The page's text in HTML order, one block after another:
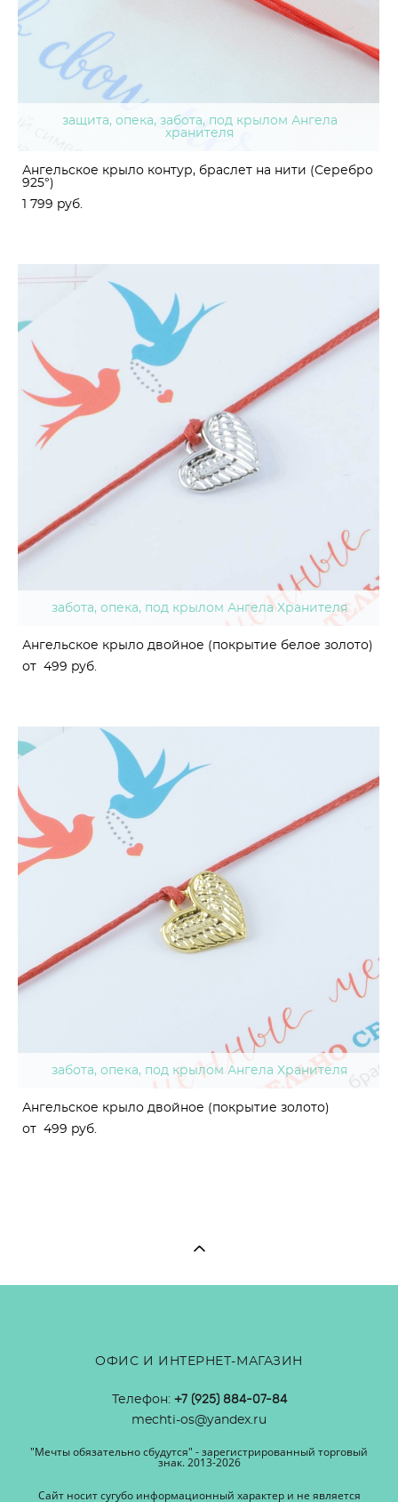
защита, опека, забота, под крылом Ангела
хранителя
Ангельское крыло контур, браслет на нити (Серебро
925°)
1 799 pуб.
забота, опека, под крылом Ангела Хранителя
Ангельское крыло двойное (покрытие белое золото)
от 499 pуб.
забота, опека, под крылом Ангела Хранителя
Ангельское крыло двойное (покрытие золото)
от 499 pуб.
ОФИС И ИНТЕРНЕТ-МАГАЗИН
Телефон: +7 (925) 884-07-84
mechti-os@yandex.ru
"Мечты обязательно сбудутся" - зарегистрированный торговый
знак. 2013-2026
Сайт носит сугубо информационный характер и не является